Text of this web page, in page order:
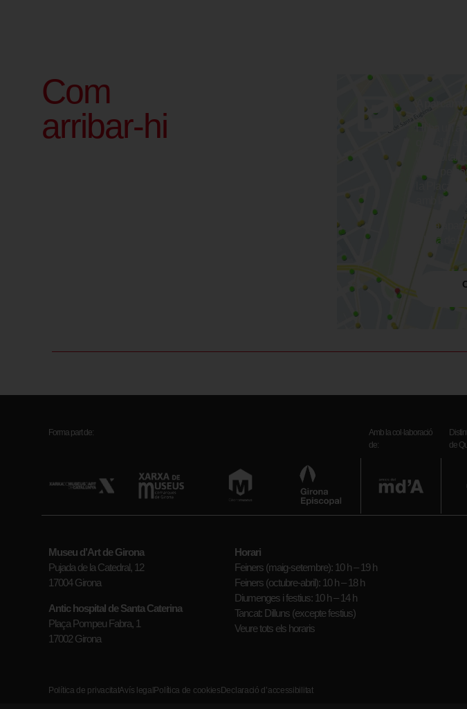
Com
arribar-hi
Hi ha un
que s’hi
l’Hospital.
per a
la Plaça
amb la
Hi ha
Plaça de
Forma part de:
Amb la col·laboració
de:
de
Museu d’Art de Girona
Pujada de la Catedral, 12
17004 Girona
Antic hospital de Santa Caterina
Plaça Pompeu Fabra, 1
17002 Girona
Horari
Feiners (maig-setembre): 10 h – 19 h
Feiners (octubre-abril): 10 h – 18 h
Diumenges i festius: 10 h – 14 h
Tancat: Dilluns (excepte festius)
Veure tots els horaris
Política de privacitatAvís legalPolítica de cookiesDeclaració d’accessibilitat